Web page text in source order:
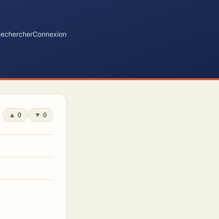
Connexion
▲ 0 ▼ 0